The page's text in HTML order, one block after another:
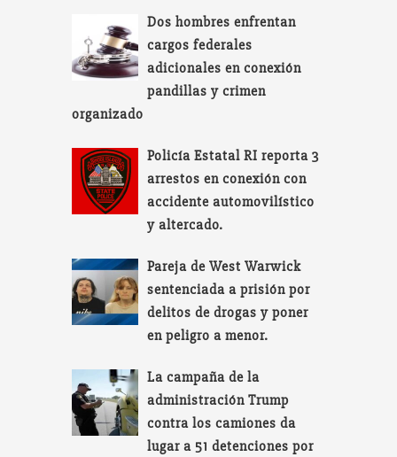
Dos hombres enfrentan
cargos federales
adicionales en conexión
pandillas y crimen
organizado
Policía Estatal RI reporta 3
arrestos en conexión con
accidente automovilístico
y altercado.
Pareja de West Warwick
sentenciada a prisión por
delitos de drogas y poner
en peligro a menor.
La campaña de la
administración Trump
contra los camiones da
lugar a 51 detenciones por